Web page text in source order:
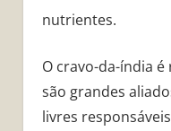
nutrientes.
O cravo-da-índia
são grandes
livres